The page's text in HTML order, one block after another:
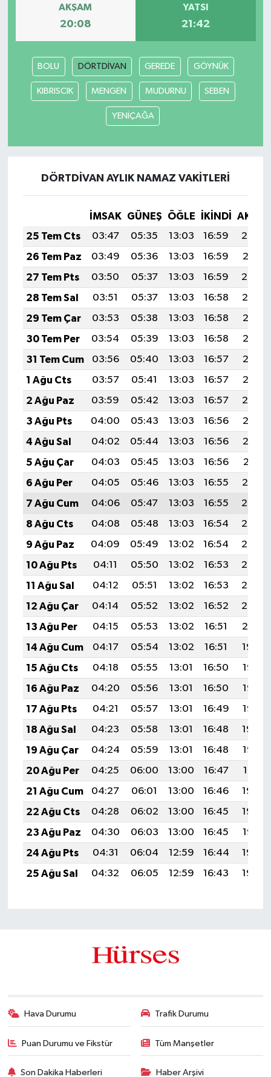
AKŞAM
20:08
YATSI
21:42
BOLU DÖRTDİVAN GEREDE GÖYNÜK
KIBRISCIK MENGEN MUDURNU SEBEN
YENİÇAĞA
DÖRTDİVAN AYLIK NAMAZ VAKITLERI
İMSAK GÜNEŞ ÖĞLE İKINDI
25 Tem Cts
03:47 05:35 13:03 16:59
20:22
26 Tem Paz
03:49 05:36 13:03 16:59
20:21
27 Tem Pts
03:50 05:37 13:03 16:59
20:20
28 Tem Sal
03:51 05:37 13:03 16:58
20:19
29 Tem Çar
03:53 05:38 13:03 16:58
20:18
30 Tem Per
03:54 05:39 13:03 16:58
20:17
31 Tem Cum
03:56 05:40 13:03 16:57
20:16
1 Ağu Cts
03:57 05:41 13:03 16:57
20:15
2 Ağu Paz
03:59 05:42 13:03 16:57
20:14
3 Ağu Pts
04:00 05:43 13:03 16:56
20:13
4 Ağu Sal
04:02 05:44 13:03 16:56
20:12
5 Ağu Çar
04:03 05:45 13:03 16:56
20:11
6 Ağu Per
04:05 05:46 13:03 16:55
20:10
7 Ağu Cum
04:06 05:47 13:03 16:55
20:08
8 Ağu Cts
04:08 05:48 13:03 16:54
20:07
9 Ağu Paz
04:09 05:49 13:02 16:54
20:06
10 Ağu Pts
04:11 05:50 13:02 16:53
20:05
11 Ağu Sal
04:12 05:51 13:02 16:53
20:03
12 Ağu Çar
04:14 05:52 13:02 16:52
20:02
13 Ağu Per
04:15 05:53 13:02 16:51
20:01
14 Ağu Cum
04:17 05:54 13:02 16:51
19:59
15 Ağu Cts
04:18 05:55 13:01 16:50
19:58
16 Ağu Paz
04:20 05:56 13:01 16:50
19:57
17 Ağu Pts
04:21 05:57 13:01 16:49
19:55
18 Ağu Sal
04:23 05:58 13:01 16:48
19:54
19 Ağu Çar
04:24 05:59 13:01 16:48
19:52
20 Ağu Per
04:25 06:00 13:00 16:47
19:51
21 Ağu Cum
04:27 06:01 13:00 16:46
19:49
22 Ağu Cts
04:28 06:02 13:00 16:45
19:48
23 Ağu Paz
04:30 06:03 13:00 16:45
19:47
24 Ağu Pts
04:31 06:04 12:59 16:44
19:45
25 Ağu Sal
04:32 06:05 12:59 16:43 19:43
Hava Durumu Trafik Durumu
Puan Durumu ve Fikstür Tüm Manşetler
Son Dakika Haberleri Haber Arşivi